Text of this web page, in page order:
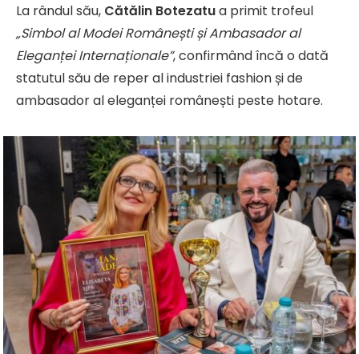
La rândul său, Cătălin Botezatua primit trofeul
„Simbol al Modei Românești și Ambasador al
Eleganței Internaționale”, confirmând încă o dată
statutul său de reper al industriei fashion și de
ambasador al eleganței românești peste hotare.